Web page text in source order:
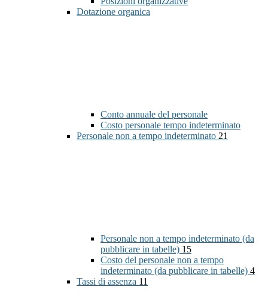
Dotazione organica
Conto annuale del personale
Costo personale tempo indeterminato
Personale non a tempo indeterminato 21
Personale non a tempo indeterminato (da
pubblicare in tabelle) 15
Costo del personale non a tempo
indeterminato (da pubblicare in tabelle) 4
Tassi di assenza 11